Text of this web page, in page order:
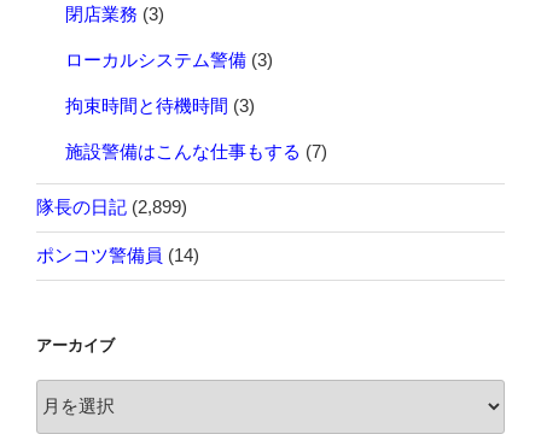
閉店業務 (3)
ローカルシステム警備 (3)
拘束時間と待機時間 (3)
施設警備はこんな仕事もする (7)
隊長の日記 (2,899)
ポンコツ警備員 (14)
アーカイブ
ー